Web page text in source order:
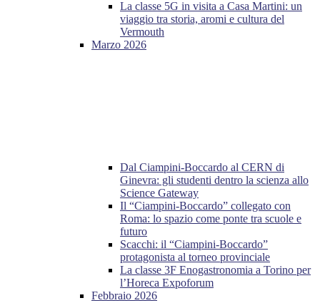
La classe 5G in visita a Casa Martini: un
viaggio tra storia, aromi e cultura del
Vermouth
Marzo 2026
Dal Ciampini-Boccardo al CERN di
Ginevra: gli studenti dentro la scienza allo
Science Gateway
Il “Ciampini-Boccardo” collegato con
Roma: lo spazio come ponte tra scuole e
futuro
Scacchi: il “Ciampini-Boccardo”
protagonista al torneo provinciale
La classe 3F Enogastronomia a Torino per
l’Horeca Expoforum
Febbraio 2026